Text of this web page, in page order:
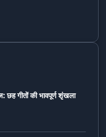
छह गीतों की भावपूर्ण शृंखला